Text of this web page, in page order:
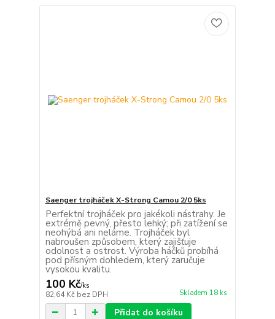
Saenger trojháček X-Strong Camou 2/0 5ks
Perfektní trojháček pro jakékoli nástrahy. Je
extrémě pevný, přesto lehký; při zatížení se
neohýbá ani neláme. Trojháček byl
nabroušen způsobem, který zajišťuje
odolnost a ostrost. Výroba háčků probíhá
pod přísným dohledem, který zaručuje
vysokou kvalitu.
100 Kč/ks
82,64 Kč bez DPH Skladem 18 ks
Přidat do košíku